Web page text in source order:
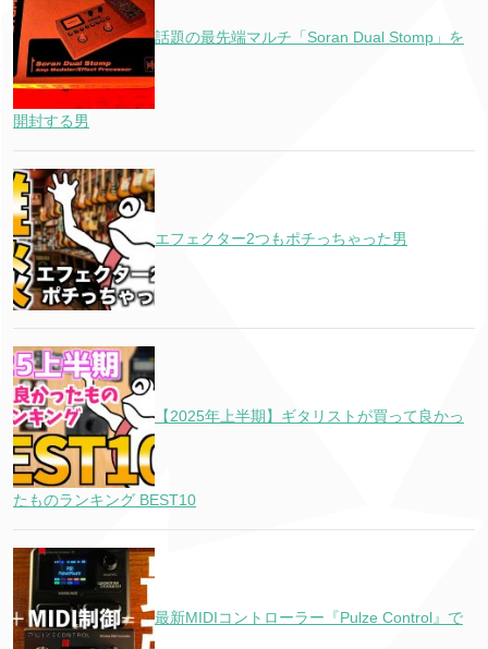
話題の最先端マルチ「Soran Dual Stomp」を
開封する男
エフェクター2つもポチっちゃった男
【2025年上半期】ギタリストが買って良かっ
たものランキング BEST10
最新MIDIコントローラー『Pulze Control』で